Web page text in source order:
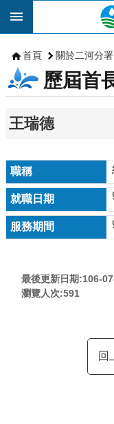
跳到主要內容區塊
首頁 關於二河分署
歷屆首
王瑞德
最後更新日期:106-
瀏覽人次:591
回